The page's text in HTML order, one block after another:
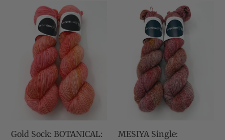
BOTANICAL:
Hibiscus
Gold Sock: BOTANICAL:
MESIYA
Single:
BOTANICAL:
Hibiscus
MESIYA Single: